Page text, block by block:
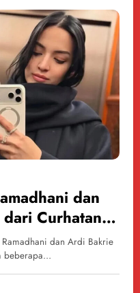
dan
Curhatan
dan Ardi Bakrie
beberapa…